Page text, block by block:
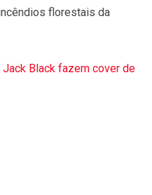
florestais da
Black fazem cover de